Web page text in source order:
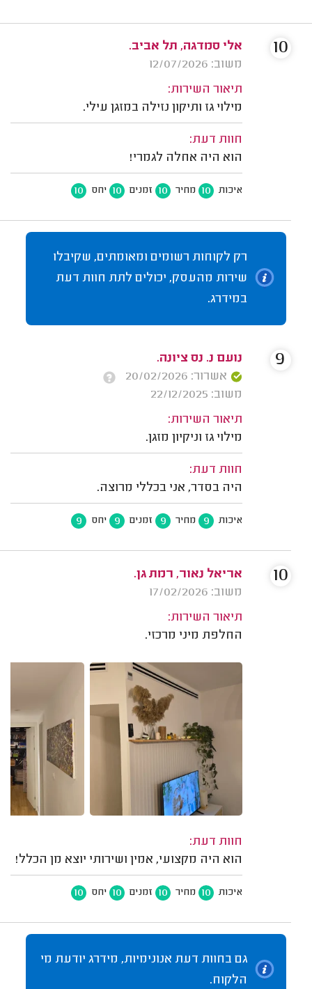
אלי סמדגה, תל אביב.
משוב: 12/07/2026
תיאור השירות:
מילוי גז ותיקון נזילה במזגן עילי.
חוות דעת:
הוא היה אחלה לגמרי!
איכות 10 מחיר 10 זמנים 10 יחס 10
10
רק לקוחות רשומים ומאומתים, שקיבלו
שירות מהעסק, יכולים לתת חוות דעת
במידרג.
נועם נ. נס ציונה.
אשרור: 20/02/2026
משוב: 22/12/2025
תיאור השירות:
מילוי גז וניקיון מזגן.
חוות דעת:
היה בסדר, אני בכללי מרוצה.
איכות 9 מחיר 9 זמנים 9 יחס 9
9
אריאל נאור, רמת גן.
משוב: 17/02/2026
תיאור השירות:
החלפת מיני מרכזי.
חוות דעת:
הוא היה מקצועי, אמין ושירותי יוצא מן הכלל!
איכות 10 מחיר 10 זמנים 10 יחס 10
10
גם בחוות דעת אנונימיות, מידרג יודעת מי
הלקוח.